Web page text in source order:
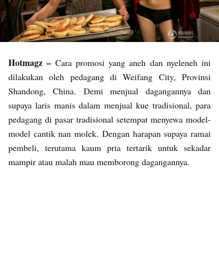
Hotmagz – Cara promosi yang aneh dan nyeleneh ini
dilakukan oleh pedagang di Weifang City, Provinsi
Shandong, China. Demi menjual dagangannya dan
supaya laris manis dalam menjual kue tradisional, para
pedagang di pasar tradisional setempat menyewa model-
model cantik nan molek. Dengan harapan supaya ramai
pembeli, terutama kaum pria tertarik untuk sekadar
mampir atau malah mau memborong dagangannya.